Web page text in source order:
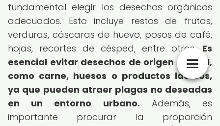
fundamental elegir los desechos orgánicos
adecuados. Esto incluye restos de frutas,
verduras, cáscaras de huevo, posos de café,
hojas, recortes de césped, entre otros.Es
esencial evitar desechos de origen animal,
como carne, huesos o productos lácteos,
ya que pueden atraer plagas no deseadas
en un entorno urbano. Además, es
importante procurar la proporción